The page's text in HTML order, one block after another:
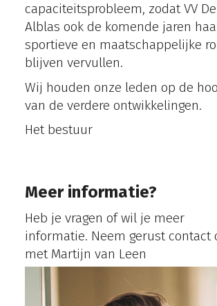
capaciteitsprobleem, zodat VV De
Alblas ook de komende jaren
sportieve en maatschappelijke
blijven vervullen.
Wij houden onze leden op de
van de verdere ontwikkelingen.
Het bestuur
Meer informatie?
Heb je vragen of wil je meer
informatie. Neem gerust contact
met Martijn van Leen